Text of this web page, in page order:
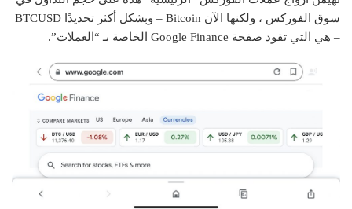
سوق الفوركس ، ولكنها الآن Bitcoin – وبشكل أكثر تحديدًا BTCUSD
– هي التي تقود صفحة Google Finance الخاصة بـ “العملات”.